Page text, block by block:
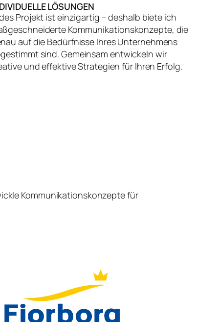
LÖSUNGEN
Projekt ist einzigartig – deshalb biete ich
Kommunikationskonzepte, die
auf die Bedürfnisse Ihres Unternehmens
sind. Gemeinsam entwickeln wir
und effektive Strategien für Ihren Erfolg.
Kommunikationskonzepte für